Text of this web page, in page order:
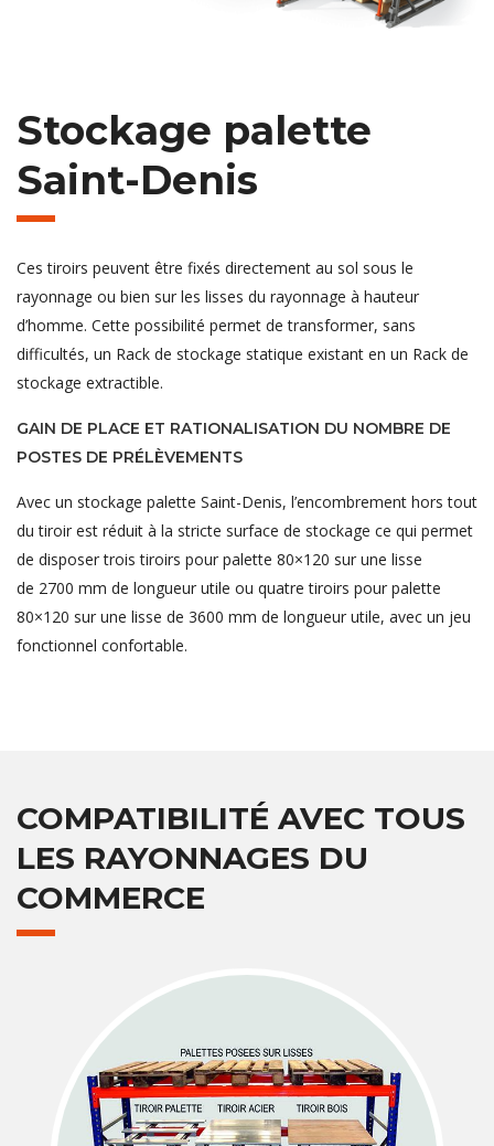
Stockage palette
Saint-Denis
Ces tiroirs peuvent être fixés directement au sol sous le
rayonnage ou bien sur les lisses du rayonnage à hauteur
d’homme. Cette possibilité permet de transformer, sans
difficultés, un Rack de stockage statique existant en un Rack de
stockage extractible.
GAIN DE PLACE ET RATIONALISATION DU NOMBRE DE
POSTES DE PRÉLÈVEMENTS
Avec un stockage palette Saint-Denis, l’encombrement hors tout
du tiroir est réduit à la stricte surface de stockage ce qui permet
de disposer trois tiroirs pour palette 80×120 sur une lisse
de 2700 mm de longueur utile ou quatre tiroirs pour palette
80×120 sur une lisse de 3600 mm de longueur utile, avec un jeu
fonctionnel confortable.
COMPATIBILITÉ AVEC TOUS
LES RAYONNAGES DU
COMMERCE